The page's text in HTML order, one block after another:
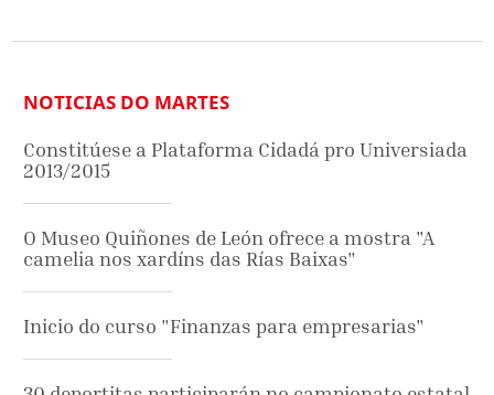
NOTICIAS DO MARTES
Constitúese a Plataforma Cidadá pro Universiada
2013/2015
O Museo Quiñones de León ofrece a mostra "A
camelia nos xardíns das Rías Baixas"
Inicio do curso "Finanzas para empresarias"